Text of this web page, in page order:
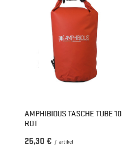
AMPHIBIOUS TASCHE TUBE 10
ROT
25,30 € / artikel